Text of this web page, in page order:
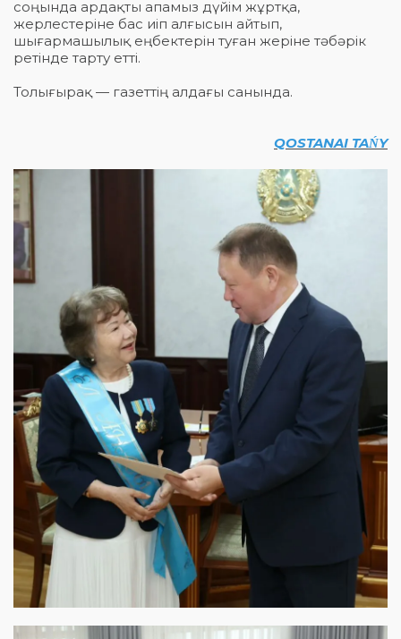
соңында ардақты апамыз дүйім жұртқа,
жерлестеріне бас иіп алғысын айтып,
шығармашылық еңбектерін туған жеріне тәбәрік
ретінде тарту етті.
Толығырақ — газеттің алдағы санында.
QOSTANAI TAŃY